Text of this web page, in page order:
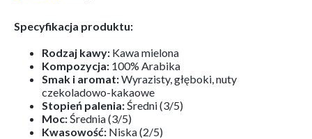
Specyfikacja produktu:
Rodzaj kawy: Kawa mielona
Kompozycja: 100% Arabika
Smak i aromat:Wyrazisty, głęboki, nuty
czekoladowo-kakaowe
Stopień palenia: Średni (3/5)
Moc: Średnia (3/5)
Kwasowość: Niska (2/5)